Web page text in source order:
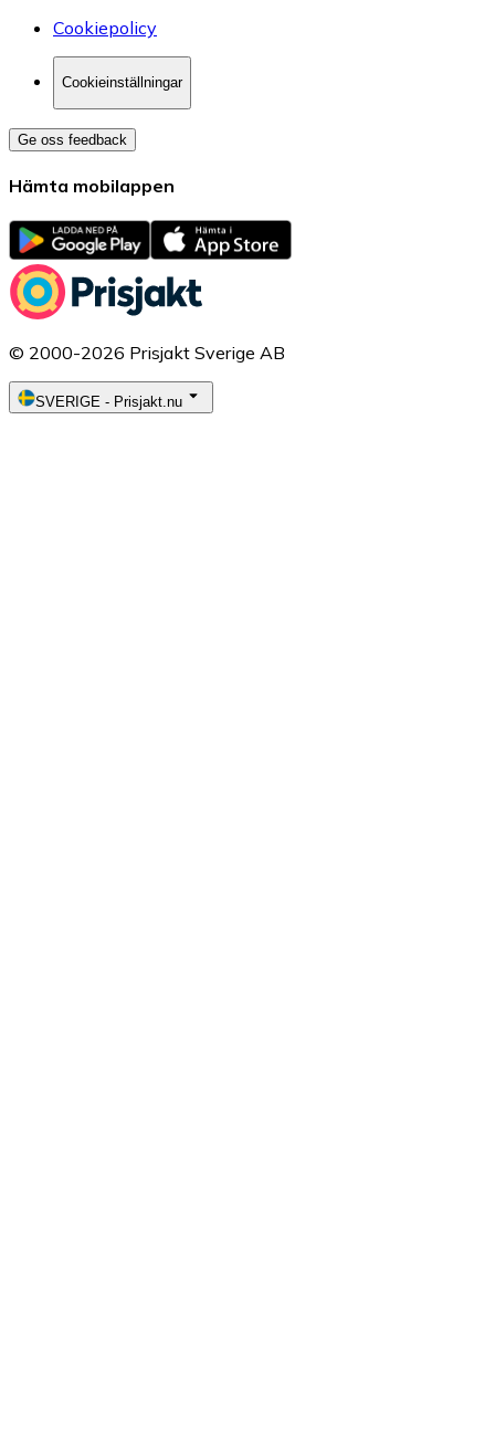
Cookiepolicy
Cookieinställningar
Ge oss feedback
Hämta mobilappen
© 2000-2026 Prisjakt Sverige AB
SVERIGE - Prisjakt.nu